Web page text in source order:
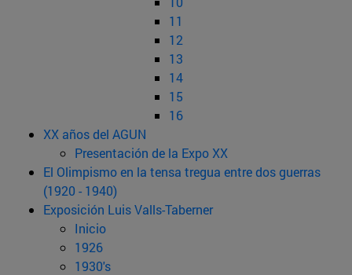
11
12
13
14
15
16
XX años del AGUN
Presentación de la Expo XX
El Olimpismo en la tensa tregua entre dos guerras
(1920 - 1940)
Exposición Luis Valls-Taberner
Inicio
1926
1930's